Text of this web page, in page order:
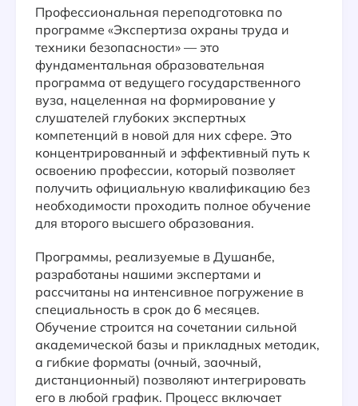
Профессиональная переподготовка по
программе «Экспертиза охраны труда и
техники безопасности» — это
фундаментальная образовательная
программа от ведущего государственного
вуза, нацеленная на формирование у
слушателей глубоких экспертных
компетенций в новой для них сфере. Это
концентрированный и эффективный путь к
освоению профессии, который позволяет
получить официальную квалификацию без
необходимости проходить полное обучение
для второго высшего образования.
Программы, реализуемые в Душанбе,
разработаны нашими экспертами и
рассчитаны на интенсивное погружение в
специальность в срок до 6 месяцев.
Обучение строится на сочетании сильной
академической базы и прикладных методик,
а гибкие форматы (очный, заочный,
дистанционный) позволяют интегрировать
его в любой график. Процесс включает